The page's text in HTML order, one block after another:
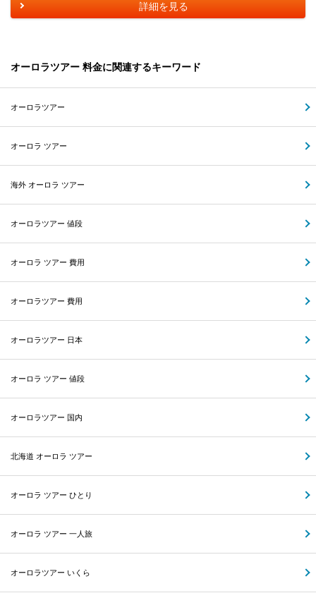
詳細を見る
オーロラツアー 料金に関連するキーワード
オーロラツアー
オーロラ ツアー
海外 オーロラ ツアー
オーロラツアー 値段
オーロラ ツアー 費用
オーロラツアー 費用
オーロラツアー 日本
オーロラ ツアー 値段
オーロラツアー 国内
北海道 オーロラ ツアー
オーロラ ツアー ひとり
オーロラ ツアー 一人旅
オーロラツアー いくら